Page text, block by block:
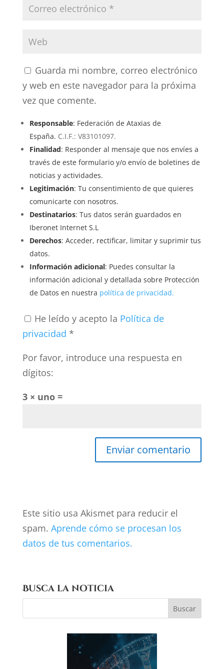
Guarda mi nombre, correo electrónico
y web en este navegador para la próxima
vez que comente.
Responsable: Federación de Ataxias de
España. C.I.F.: V83101097.
Finalidad: Responder al mensaje que nos envíes a
través de este formulario y/o envío de boletines de
noticias y actividades.
Legitimación: Tu consentimiento de que quieres
comunicarte con nosotros.
Destinatarios: Tus datos serán guardados en
Iberonet Internet S.L
Derechos: Acceder, rectificar, limitar y suprimir tus
datos.
Información adicional: Puedes consultar la
información adicional y detallada sobre Protección
de Datos en nuestra política de privacidad.
He leído y acepto la Política de
privacidad *
Por favor, introduce una respuesta en
dígitos:
3 × uno =
Este sitio usa Akismet para reducir el
spam. Aprende cómo se procesan los
datos de tus comentarios.
Busca la noticia